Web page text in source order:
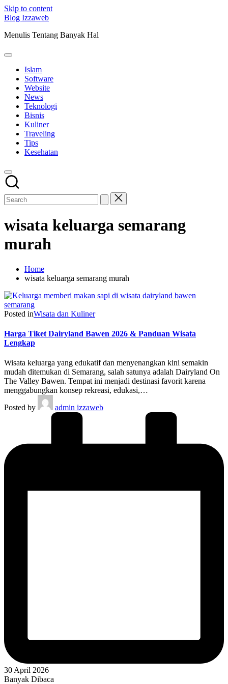
Skip to content
Blog Izzaweb
Menulis Tentang Banyak Hal
Islam
Software
Website
News
Teknologi
Bisnis
Kuliner
Traveling
Tips
Kesehatan
wisata keluarga semarang
murah
Home
wisata keluarga semarang murah
Posted inWisata dan Kuliner
Harga Tiket Dairyland Bawen 2026 & Panduan Wisata
Lengkap
Wisata keluarga yang edukatif dan menyenangkan kini semakin
mudah ditemukan di Semarang, salah satunya adalah Dairyland On
The Valley Bawen. Tempat ini menjadi destinasi favorit karena
menggabungkan konsep rekreasi, edukasi,…
Posted by
admin izzaweb
30 April 2026
Banyak Dibaca